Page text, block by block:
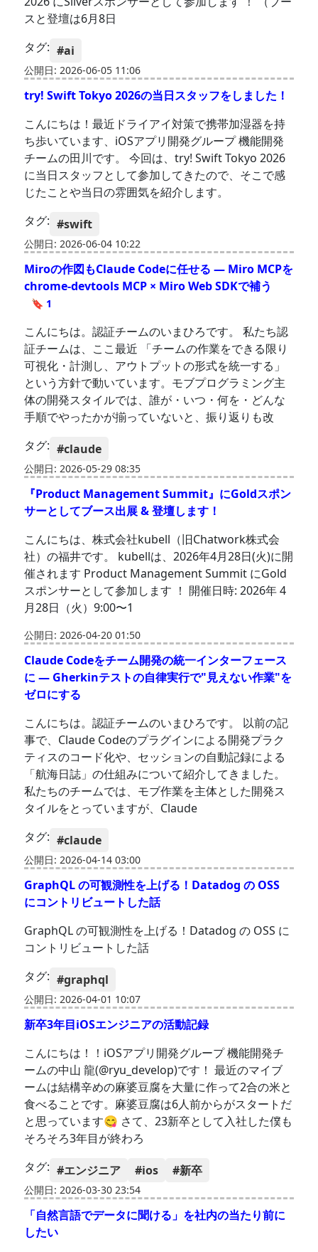
スと登壇は6月8日
タグ: #ai
公開日: 2026-06-05 11:06
try! Swift Tokyo 2026の当日スタッフをしました！
こんにちは！最近ドライアイ対策で携帯加湿器を持
ち歩いています、iOSアプリ開発グループ 機能開発
チームの田川です。 今回は、try! Swift Tokyo 2026
に当日スタッフとして参加してきたので、そこで感
じたことや当日の雰囲気を紹介します。
タグ: #swift
公開日: 2026-06-04 10:22
Miroの作図もClaude Codeに任せる — Miro MCPを
chrome-devtools MCP × Miro Web SDKで補う
🔖 1
こんにちは。認証チームのいまひろです。 私たち認
証チームは、ここ最近 「チームの作業をできる限り
可視化・計測し、アウトプットの形式を統一する」
という方針で動いています。モブプログラミング主
体の開発スタイルでは、誰が・いつ・何を・どんな
手順でやったかが揃っていないと、振り返りも改
タグ: #claude
公開日: 2026-05-29 08:35
『Product Management Summit』にGoldスポン
サーとしてブース出展 & 登壇します！
こんにちは、株式会社kubell（旧Chatwork株式会
社）の福井です。 kubellは、2026年4月28日(火)に開
催されます Product Management Summit にGold
スポンサーとして参加します ！ 開催日時: 2026年 4
月28日（火）9:00〜1
公開日: 2026-04-20 01:50
Claude Codeをチーム開発の統一インターフェース
に — Gherkinテストの自律実行で"見えない作業"を
ゼロにする
こんにちは。認証チームのいまひろです。 以前の記
事で、Claude Codeのプラグインによる開発プラク
ティスのコード化や、セッションの自動記録による
「航海日誌」の仕組みについて紹介してきました。
私たちのチームでは、モブ作業を主体とした開発ス
タイルをとっていますが、Claude
タグ: #claude
公開日: 2026-04-14 03:00
GraphQL の可観測性を上げる！Datadog の OSS
にコントリビュートした話
GraphQL の可観測性を上げる！Datadog の OSS に
コントリビュートした話
タグ: #graphql
公開日: 2026-04-01 10:07
新卒3年目iOSエンジニアの活動記録
こんにちは！！iOSアプリ開発グループ 機能開発チ
ームの中山 龍(@ryu_develop)です！ 最近のマイブ
ームは結構辛めの麻婆豆腐を大量に作って2合の米と
食べることです。麻婆豆腐は6人前からがスタートだ
と思っています😋 さて、23新卒として入社した僕も
そろそろ3年目が終わろ
タグ: #エンジニア #ios #新卒
公開日: 2026-03-30 23:54
「自然言語でデータに聞ける」を社内の当たり前に
したい